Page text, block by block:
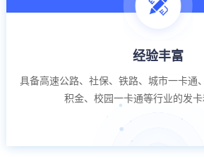
经验丰富
具备高速公路、社保、铁路、城市一卡通
积金、校园一卡通等行业的发